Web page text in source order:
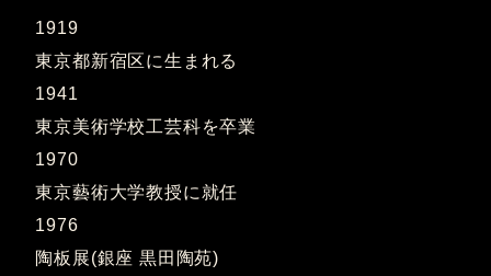
1919
東京都新宿区に生まれる
1941
東京美術学校工芸科を卒業
1970
東京藝術大学教授に就任
1976
陶板展(銀座 黒田陶苑)